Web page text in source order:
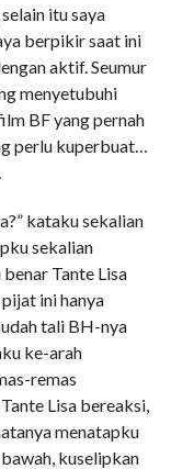
itu saya
berpikir saat ini
aktif. Seumur
menyetubuhi
BF yang pernah
perlu kuperbuat…
kataku sekalian
sekalian
Tante Lisa
ini hanya
tali BH-nya
ke-arah
remas
Lisa bereaksi,
menatapku
kuselipkan